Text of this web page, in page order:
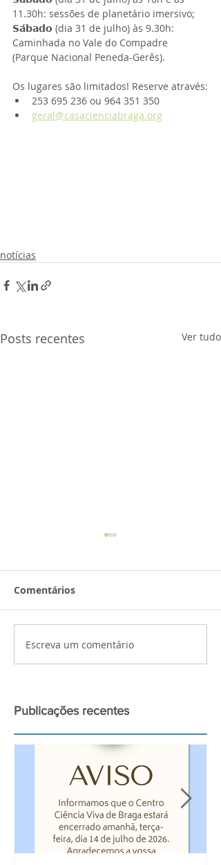
11.30h: sessões de planetário imersivo;
𝗦𝗮́𝗯𝗮𝗱𝗼 (dia 31 de julho) às 9.30h:
Caminhada no Vale do Compadre
(Parque Nacional Peneda-Gerês).
Os lugares são limitados! Reserve através:
253 695 236 ou 964 351 350
geral@casacienciabraga.org
notícias
Posts recentes Ver tudo
Sarau de Outono!
Comentários
Escreva um comentário
Publicações recentes